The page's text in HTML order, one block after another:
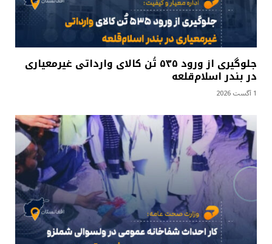
جلوگیری از ورود ۵۳۵ تُن کالای وارداتی غیرمعیاری
در بندر اسلام‌قلعه
1 آگست 2026